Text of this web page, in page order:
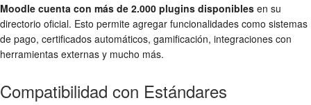
Moodle cuenta con más de 2.000 plugins disponibles en su
directorio oficial. Esto permite agregar funcionalidades como sistemas
de pago, certificados automáticos, gamificación, integraciones con
herramientas externas y mucho más.
Compatibilidad con Estándares